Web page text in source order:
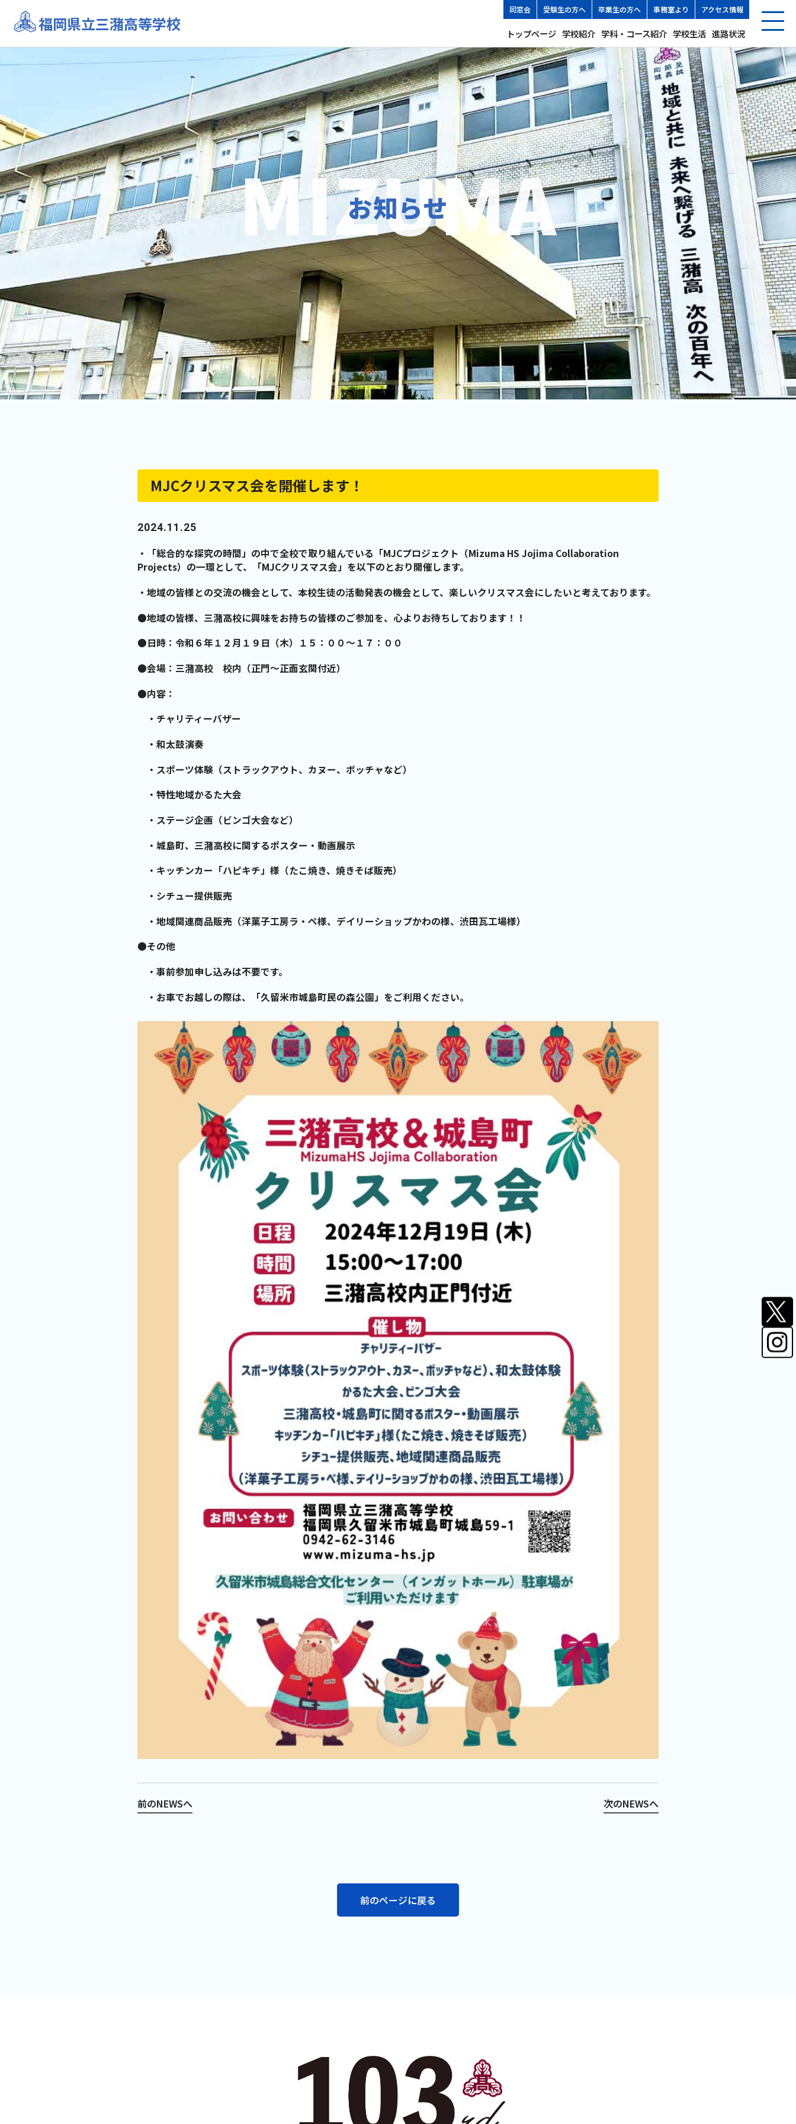
福岡県立三潴高等学校
同窓会 受験生の方へ 卒業生の方へ 事務室より アクセス情報
トップページ 学校紹介 学科・コース紹介 学校生活 進路状況
MJCクリスマス会を開催します！
お知らせ
MJCクリスマス会を開催します！
2024.11.25
・「総合的な探究の時間」の中で全校で取り組んでいる「MJCプロジェクト（Mizuma HS Jojima Collaboration
Projects）の一環として、「MJCクリスマス会」を以下のとおり開催します。
・地域の皆様との交流の機会として、本校生徒の活動発表の機会として、楽しいクリスマス会にしたいと考えております。
●地域の皆様、三潴高校に興味をお持ちの皆様のご参加を、心よりお待ちしております！！
●日時：令和６年１２月１９日（木）１５：００～１７：００
●会場：三潴高校 校内（正門～正面玄関付近）
●内容：
・チャリティーバザー
・和太鼓演奏
・スポーツ体験（ストラックアウト、カヌー、ボッチャなど）
・特性地域かるた大会
・ステージ企画（ビンゴ大会など）
・城島町、三潴高校に関するポスター・動画展示
・キッチンカー「ハピキチ」様（たこ焼き、焼きそば販売）
・シチュー提供販売
・地域関連商品販売（洋菓子工房ラ・ペ様、デイリーショップかわの様、渋田瓦工場様）
●その他
・事前参加申し込みは不要です。
・お車でお越しの際は、「久留米市城島町民の森公園」をご利用ください。
前のNEWSへ 次のNEWSへ
前のページに戻る